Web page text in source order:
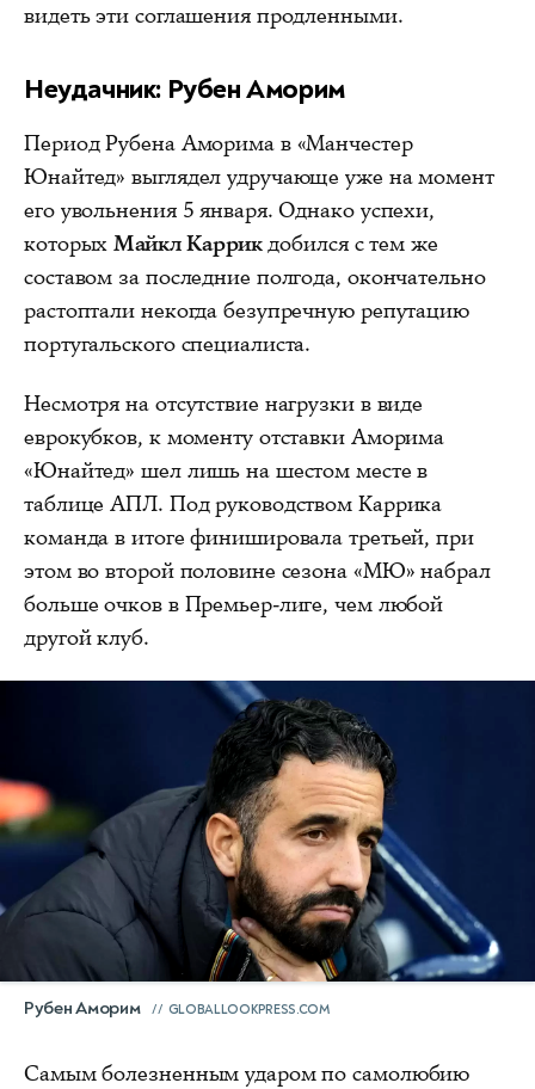
видеть эти соглашения продленными.
Неудачник: Рубен Аморим
Период Рубена Аморима в «Манчестер
Юнайтед» выглядел удручающе уже на момент
его увольнения 5 января. Однако успехи,
которыхМайкл Каррикдобился с тем же
составом за последние полгода, окончательно
растоптали некогда безупречную репутацию
португальского специалиста.
Несмотря на отсутствие нагрузки в виде
еврокубков, к моменту отставки Аморима
«Юнайтед» шел лишь на шестом месте в
таблице АПЛ. Под руководством Каррика
команда в итоге финишировала третьей, при
этом во второй половине сезона «МЮ» набрал
больше очков в Премьер-лиге, чем любой
другой клуб.
Рубен Аморим GLOBALLOOKPRESS.COM
Самым болезненным ударом по самолюбию